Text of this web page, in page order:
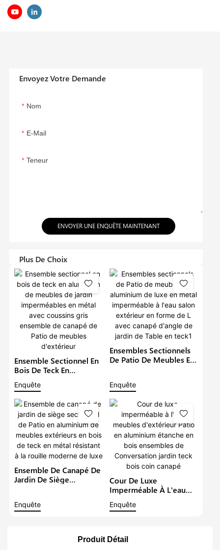
Envoyez Votre Demande
Nom
E-Mail
Teneur
ENVOYER UNE ENQUÊTE MAINTENANT
Plus De Choix
Ensemble Sectionnel En
Bois De Teck En
Aluminium De Meubles
De Jardin Imperméables
En Métal Avec Coussins
Gris Ensemble De
Canapé De Patio De
Meubles D'extérieur
Enquête
Ensembles Sectionnels
De Patio De Meubles En
L'eau Salon Extérieur En
Forme De L Avec
Canapé D'angle De
Jardin De Table En Teck1
Enquête
Ensemble De Canapé De
Jardin De Siège
Extérieurs En Bois De
Enquête
Cour De Luxe
Imperméable À L'eau
Patio En Aluminium
Conversation Jardin Teck
Bois Coin Canapé
Enquête
Produit Détail